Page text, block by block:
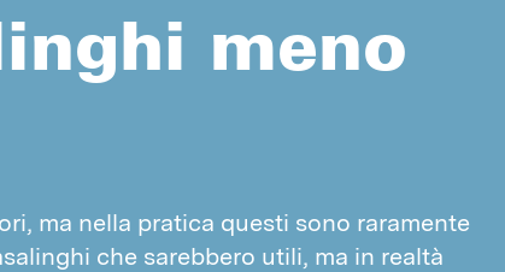
meno
ma nella pratica questi sono raramente
che sarebbero utili, ma in realtà